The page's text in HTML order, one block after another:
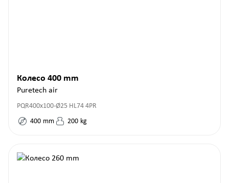
Колесо 400 mm
Puretech air
PQR400x100-Ø25 HL74 4PR
400 mm 200 kg